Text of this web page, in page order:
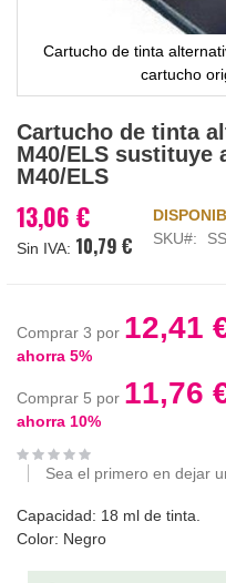
Cartucho de tinta
cartucho
al
comienzo
de
galería
de
Cartucho de tinta
M40/ELS sustituye
M40/ELS
13,06 €
10,79 €
SKU
Comprar 3 por 12,41
ahorra 5%
Comprar 5 por 11,76
ahorra 10%
Sea el primero en dejar
Capacidad: 18 ml de tinta.
Color: Negro